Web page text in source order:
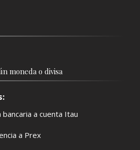
moneda o divisa
a cuenta Itau
a Prex